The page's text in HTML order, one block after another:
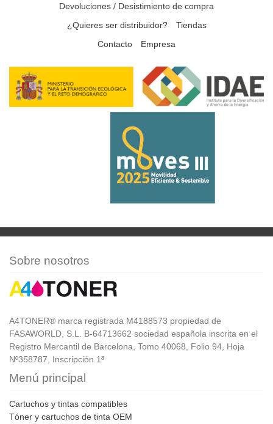
Devoluciones / Desistimiento de compra
¿Quieres ser distribuidor?
Tiendas
Contacto
Empresa
Sobre nosotros
A4TONER® marca registrada M4188573 propiedad de
FASAWORLD, S.L. B-64713662 sociedad española inscrita en el
Registro Mercantil de Barcelona, Tomo 40068, Folio 94, Hoja
Nº358787, Inscripción 1ª
Menú principal
Cartuchos y tintas compatibles
Tóner y cartuchos de tinta OEM